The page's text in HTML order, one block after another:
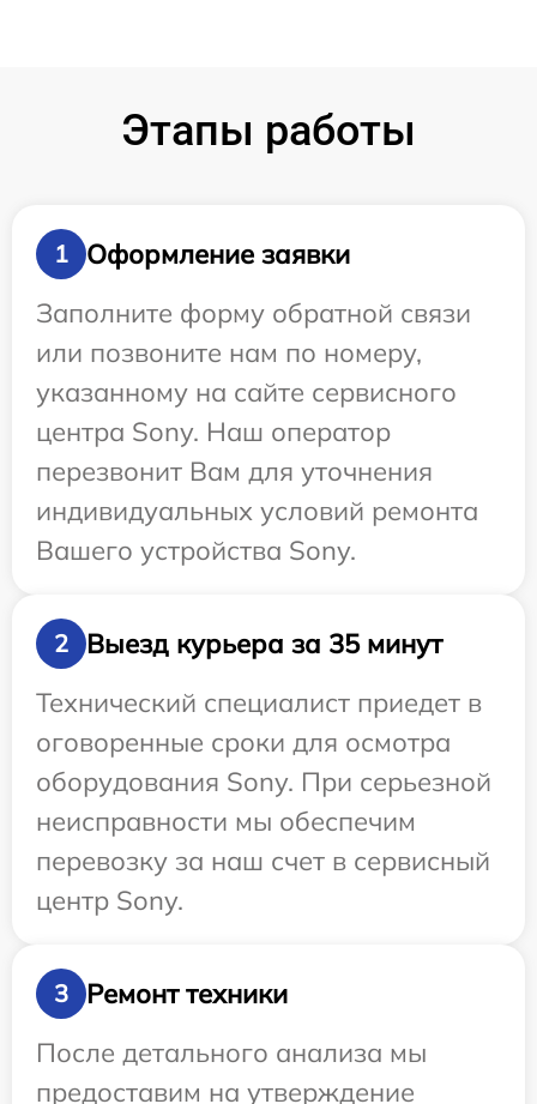
Этапы работы
1
Оформление заявки
Заполните форму обратной связи
или позвоните нам по номеру,
указанному на сайте сервисного
центра Sony. Наш оператор
перезвонит Вам для уточнения
индивидуальных условий ремонта
Вашего устройства Sony.
2
Выезд курьера за 35 минут
Технический специалист приедет в
оговоренные сроки для осмотра
оборудования Sony. При серьезной
неисправности мы обеспечим
перевозку за наш счет в сервисный
центр Sony.
3
Ремонт техники
После детального анализа мы
предоставим на утверждение